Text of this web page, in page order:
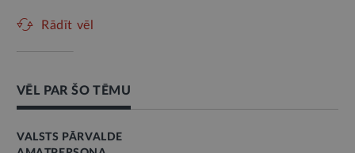
Rādīt vēl
VĒL PAR ŠO TĒMU
VALSTS PĀRVALDE